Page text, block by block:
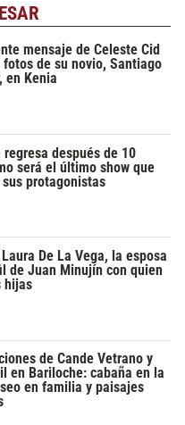
mensaje de Celeste Cid
de su novio, Santiago
en Kenia
regresa después de 10
será el último show que
protagonistas
De La Vega, la esposa
de Juan Minujín con quien
hijas
de Cande Vetrano y
en Bariloche: cabaña en la
en familia y paisajes